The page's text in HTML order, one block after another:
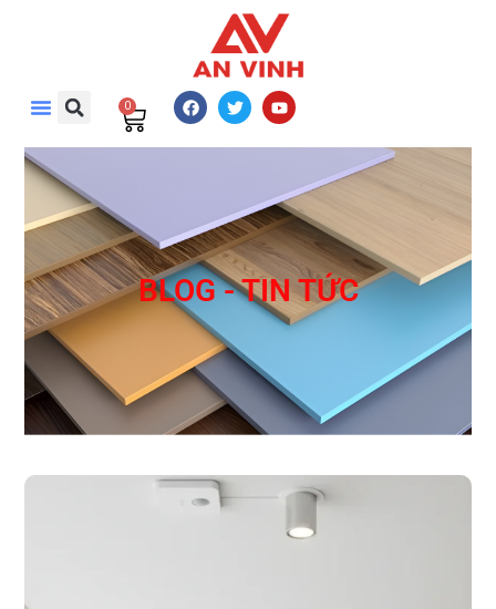
0
BLOG - TIN TỨC